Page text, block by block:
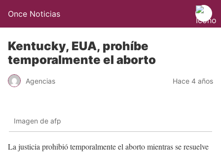
Once Noticias
Kentucky, EUA, prohíbe
temporalmente el aborto
Agencias Hace 4 años
Imagen de afp
La justicia prohibió temporalmente el aborto mientras se resuelve